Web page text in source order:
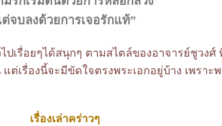
จบลงด้วยการเจอรักแท้”
เรื่อยๆได้สนุกๆ ตามสไตล์ของอาจารย์ชูวงศ์
เรื่องนี้จะมีขัดใจตรงพระเอกอยู่บ้าง เพราะ
เรื่องเล่าคร่าวๆ